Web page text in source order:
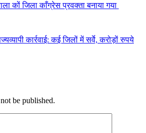
कों जिला काँग्रेस प्रवक्ता बनाया गया
कार्रवाई: कई जिलों में सर्वे, करोड़ों रुपये
be published.